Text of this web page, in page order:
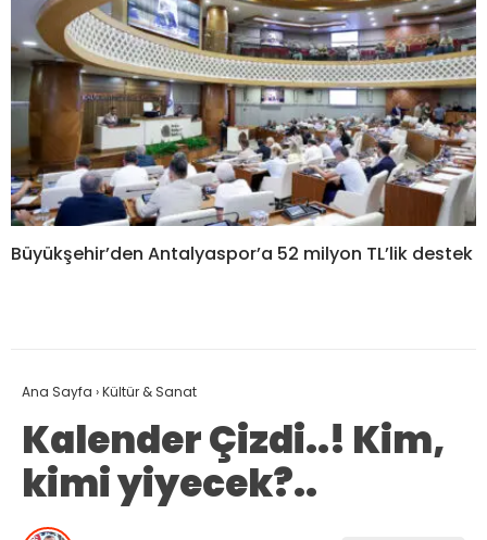
Büyükşehir’den Antalyaspor’a 52 milyon TL’lik destek
Ana Sayfa ›Kültür & Sanat
Kalender Çizdi..! Kim,
kimi yiyecek?..